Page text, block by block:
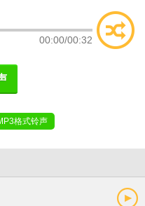
00:00/00:32
格式铃声